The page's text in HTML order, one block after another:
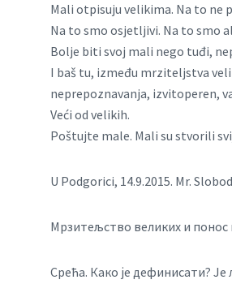
Mali otpisuju velikima. Na to ne
Na to smo osjetljivi. Na to smo
Bolje biti svoj mali nego tuđi,
I baš tu, između mrziteljstva
neprepoznavanja, izvitoperen,
Veći od velikih.
Poštujte male. Mali su stvorili
U Podgorici, 14.9.2015. Mr.
Мрзитељство великих и понос
Срећа. Како је дефинисати? Је